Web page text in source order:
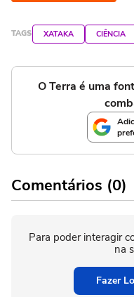
TAGS XATAKA CIÊNCIA
O Terra é uma
Comentários (0)
Para poder interagir
na
Fazer